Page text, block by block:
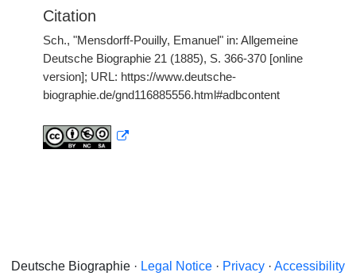
Citation
Sch., "Mensdorff-Pouilly, Emanuel" in: Allgemeine
Deutsche Biographie 21 (1885), S. 366-370 [online
version]; URL: https://www.deutsche-
biographie.de/gnd116885556.html#adbcontent
Deutsche Biographie · Legal Notice · Privacy · Accessibility